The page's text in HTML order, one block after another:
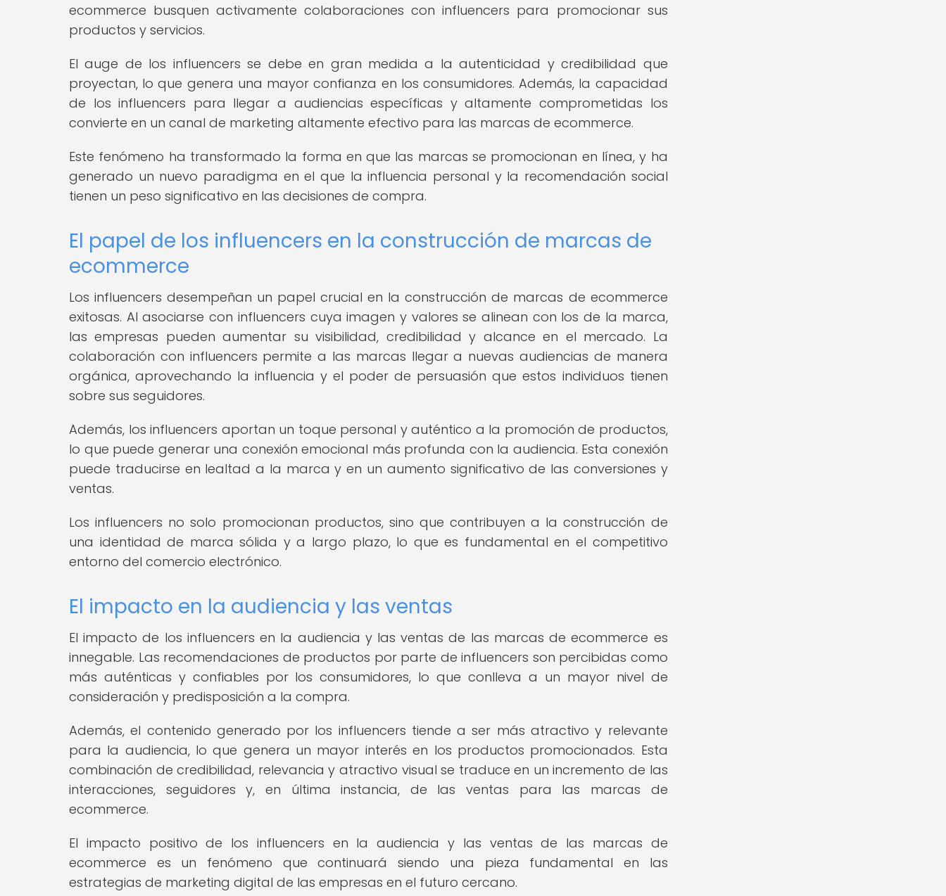
ecommerce busquen activamente colaboraciones con influencers para promocionar sus
productos y servicios.
El auge de los influencers se debe en gran medida a la autenticidad y credibilidad que
proyectan, lo que genera una mayor confianza en los consumidores. Además, la capacidad
de los influencers para llegar a audiencias específicas y altamente comprometidas los
convierte en un canal de marketing altamente efectivo para las marcas de ecommerce.
Este fenómeno ha transformado la forma en que las marcas se promocionan en línea, y ha
generado un nuevo paradigma en el que la influencia personal y la recomendación social
tienen un peso significativo en las decisiones de compra.
El papel de los influencers en la construcción de marcas de
ecommerce
Los influencers desempeñan un papel crucial en la construcción de marcas de ecommerce
exitosas. Al asociarse con influencers cuya imagen y valores se alinean con los de la marca,
las empresas pueden aumentar su visibilidad, credibilidad y alcance en el mercado. La
colaboración con influencers permite a las marcas llegar a nuevas audiencias de manera
orgánica, aprovechando la influencia y el poder de persuasión que estos individuos tienen
sobre sus seguidores.
Además, los influencers aportan un toque personal y auténtico a la promoción de productos,
lo que puede generar una conexión emocional más profunda con la audiencia. Esta conexión
puede traducirse en lealtad a la marca y en un aumento significativo de las conversiones y
ventas.
Los influencers no solo promocionan productos, sino que contribuyen a la construcción de
una identidad de marca sólida y a largo plazo, lo que es fundamental en el competitivo
entorno del comercio electrónico.
El impacto en la audiencia y las ventas
El impacto de los influencers en la audiencia y las ventas de las marcas de ecommerce es
innegable. Las recomendaciones de productos por parte de influencers son percibidas como
más auténticas y confiables por los consumidores, lo que conlleva a un mayor nivel de
consideración y predisposición a la compra.
Además, el contenido generado por los influencers tiende a ser más atractivo y relevante
para la audiencia, lo que genera un mayor interés en los productos promocionados. Esta
combinación de credibilidad, relevancia y atractivo visual se traduce en un incremento de las
interacciones, seguidores y, en última instancia, de las ventas para las marcas de
ecommerce.
El impacto positivo de los influencers en la audiencia y las ventas de las marcas de
ecommerce es un fenómeno que continuará siendo una pieza fundamental en las
estrategias de marketing digital de las empresas en el futuro cercano.